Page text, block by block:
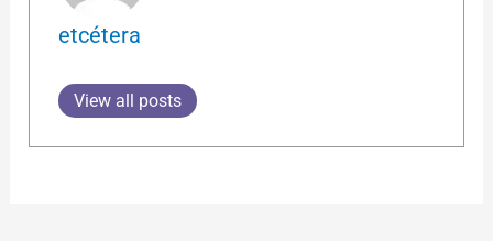
etcétera
View all posts